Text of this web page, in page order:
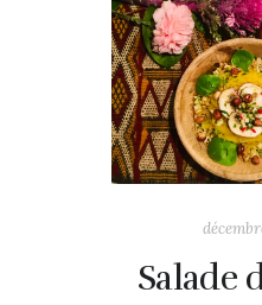
Salade